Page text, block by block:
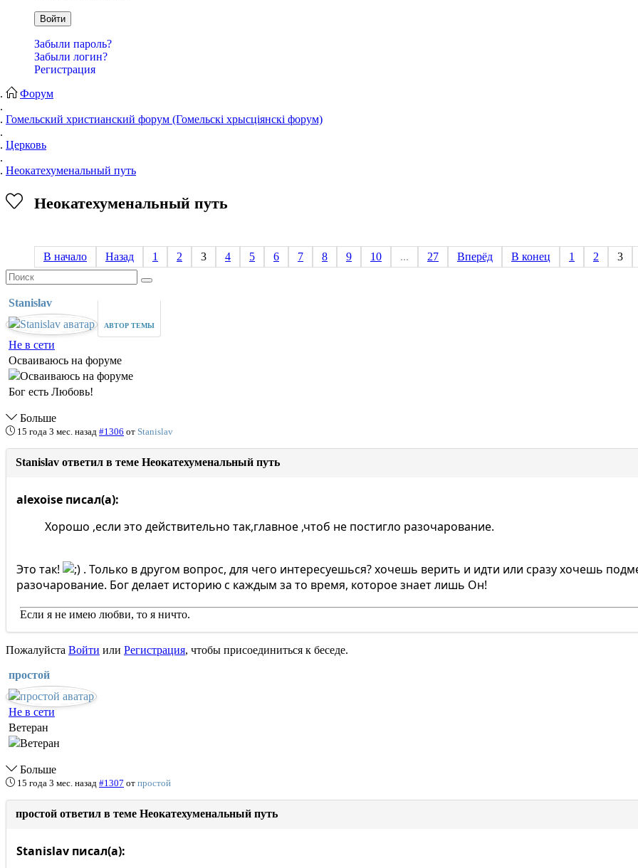
Войти
Забыли пароль?
Забыли логин?
Регистрация
Форум
Гомельский христианский форум (Гомельскі хрысціянскі форум)
Церковь
Неокатехуменальный путь
Неокатехуменальный путь
В начало Назад 1 2 3 4 5 6 7 8 9 10 ... 27 Вперёд В конец 1 2 3
Stanislav
АВТОР ТЕМЫ
Не в сети
Осваиваюсь на форуме
Бог есть Любовь!
Больше
15 года 3 мес. назад #1306 от Stanislav
Stanislav ответил в теме Неокатехуменальный путь
alexoise писал(а):
Хорошо ,если это действительно так,главное ,чтоб не постигло разочарование.
Это так!
. Только в другом вопрос, для чего интересуешься? хочешь верить и идти или сразу хочешь
разочарование. Бог делает историю с каждым за то время, которое знает лишь Он!
Если я не имею любви, то я ничто.
Пожалуйста Войти или Регистрация, чтобы присоединиться к беседе.
простой
Не в сети
Ветеран
Больше
15 года 3 мес. назад #1307 от простой
простой ответил в теме Неокатехуменальный путь
Stanislav писал(а):